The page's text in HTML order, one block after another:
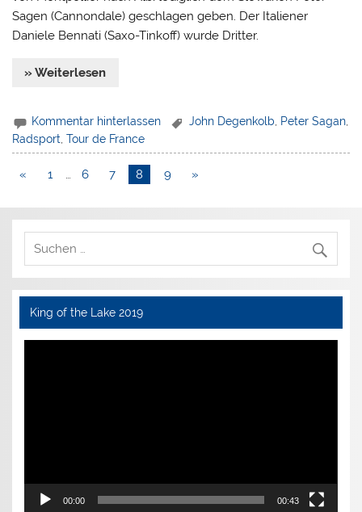
Sagen (Cannondale) geschlagen geben. Der Italiener
Daniele Bennati (Saxo-Tinkoff) wurde Dritter.
» Weiterlesen
Kommentar hinterlassen John Degenkolb, Peter Sagan,
Radsport ,Tour de France
« 1 … 6 7 8 9 »
King of the Lake 2019
Video-
00:00 00:43